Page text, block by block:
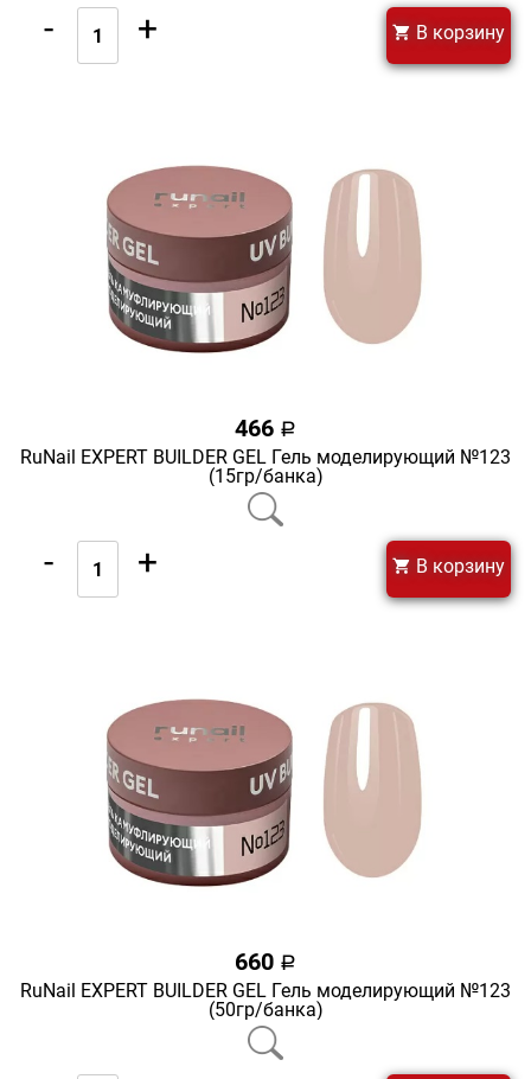
- + В корзину
466 a
RuNail EXPERT BUILDER GEL Гель моделирующий №123
(15гр/банка)
- + В корзину
660 a
RuNail EXPERT BUILDER GEL Гель моделирующий №123
(50гр/банка)